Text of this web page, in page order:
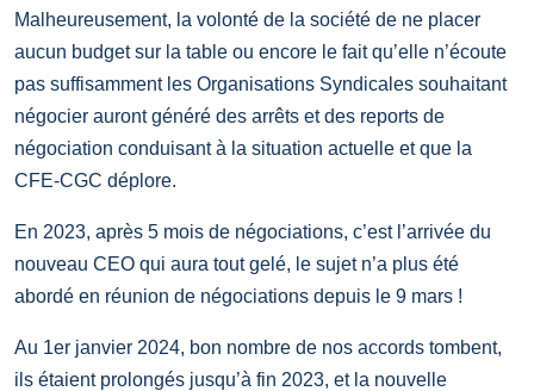
Malheureusement, la volonté de la société de ne placer
aucun budget sur la table ou encore le fait qu’elle n’écoute
pas suffisamment les Organisations Syndicales souhaitant
négocier auront généré des arrêts et des reports de
négociation conduisant à la situation actuelle et que la
CFE-CGC déplore.
En 2023, après 5 mois de négociations, c’est l’arrivée du
nouveau CEO qui aura tout gelé, le sujet n’a plus été
abordé en réunion de négociations depuis le 9 mars !
Au 1er janvier 2024, bon nombre de nos accords tombent,
ils étaient prolongés jusqu’à fin 2023, et la nouvelle